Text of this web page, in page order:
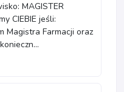
MAGISTER
CIEBIE jeśli:
Magistra Farmacji oraz